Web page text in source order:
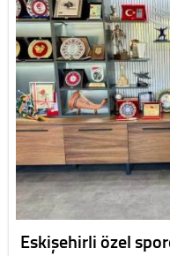
Eskişehirli özel